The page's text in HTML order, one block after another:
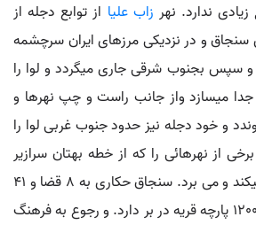
ندارد. نهر زاب علیا از توابع دجله از
و در نزدیکی مرزهای ایران سرچشمه
سپس بجنوب شرقی جاری میگردد و لوا را
میسازد واز جانب راست و چپ نهرها و
و خود دجله نیز حدود جنوب غربی لوا را
از نهرهائی را که از خطه بهتان سرازیر
میشوند با خود همراه میکند و می برد. سنجاق حکاری به 8 قضا و 41
ناحیه منقسم میشود و 1200 پارچه قریه در بر دارد. و رجوع به فرهنگ